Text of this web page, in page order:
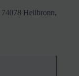
Heilbronn,